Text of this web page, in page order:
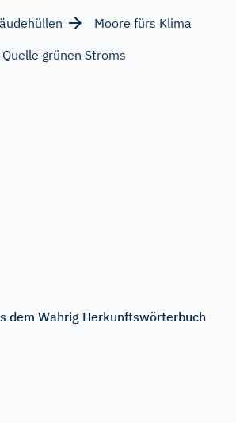
Moore fürs Klima
grünen Stroms
dem Wahrig Herkunftswörterbuch